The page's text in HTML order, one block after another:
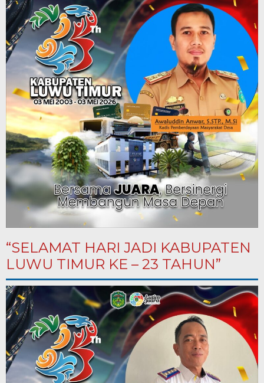
“SELAMAT HARI JADI KABUPATEN
LUWU TIMUR KE – 23 TAHUN”